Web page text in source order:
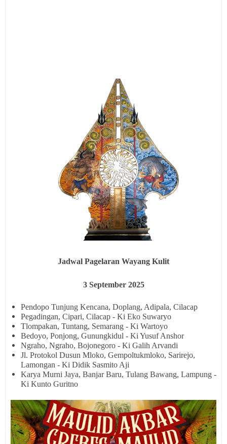
Jadwal Pagelaran Wayang Kulit
3 September 2025
Pendopo Tunjung Kencana, Doplang, Adipala, Cilacap
Pegadingan, Cipari, Cilacap - Ki Eko Suwaryo
Tlompakan, Tuntang, Semarang - Ki Wartoyo
Bedoyo, Ponjong, Gunungkidul - Ki Yusuf Anshor
Ngraho, Ngraho, Bojonegoro - Ki Galih Arvandi
Jl. Protokol Dusun Mloko, Gempoltukmloko, Sarirejo,
Lamongan - Ki Didik Sasmito Aji
Karya Murni Jaya, Banjar Baru, Tulang Bawang, Lampung -
Ki Kunto Guritno